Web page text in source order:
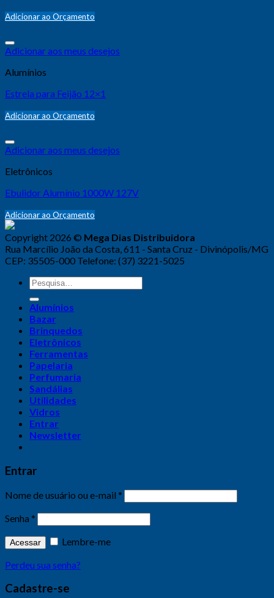
Adicionar ao Orçamento
Adicionar aos meus desejos
Alumínios
Estrela para Feijão 12×1
Adicionar ao Orçamento
Adicionar aos meus desejos
Eletrônicos
Ebulidor Alumínio 1000W 127V
Adicionar ao Orçamento
Copyright 2026 © Mega Dias Distribuidora
Rua Marcílio João da Costa, 611 - Santa Cruz - Divinópolis/MG
CEP: 35505-000 Telefone: (37) 3221-5025
Alumínios
Bazar
Brinquedos
Eletrônicos
Ferramentas
Papelaria
Perfumaria
Sandálias
Utilidades
Vidros
Entrar
Newsletter
Entrar
Nome de usuário ou e-mail *
Senha *
Acessar
Lembre-me
Perdeu sua senha?
Cadastre-se